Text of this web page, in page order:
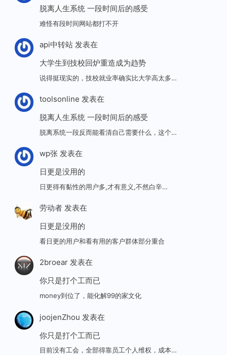
脱离人生系统 一段时间后的感受
难怪有段时间网站都打不开
api中转站发表在
大学生到技校回炉重造成为趋势
说得挺现实的，技校就业率确实比大学高太多…
toolsonline 发表在
脱离人生系统 一段时间后的感受
脱离系统一段反而能看清自己需要什么，这个…
wp张发表在
日更是没用的
日更得有黏性的用户多,才有意义,不然白辛…
劳动者发表在
日更是没用的
看日更的用户和看有用的客户群体部分重合
2broear发表在
你只是打个工而已
money到位了，能化解99的家文化
joojenZhou 发表在
你只是打个工而已
目前没有工会，全部得靠员工个人维权，成本…